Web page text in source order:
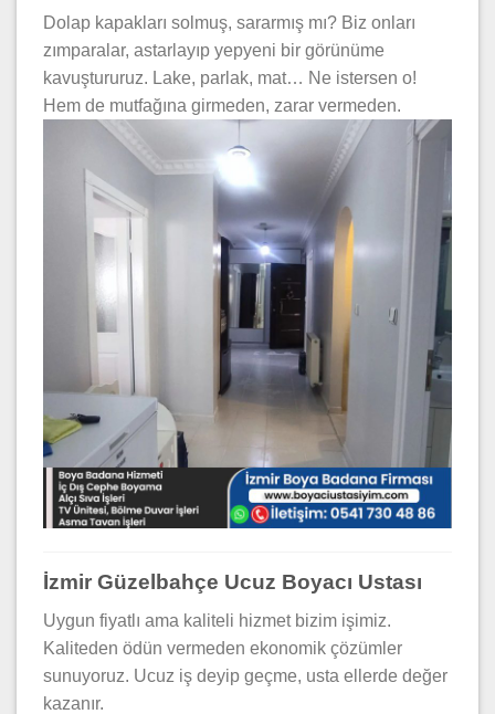
Dolap kapakları solmuş, sararmış mı? Biz onları
zımparalar, astarlayıp yepyeni bir görünüme
kavuştururuz. Lake, parlak, mat… Ne istersen o!
Hem de mutfağına girmeden, zarar vermeden.
İzmir Güzelbahçe Ucuz Boyacı Ustası
Uygun fiyatlı ama kaliteli hizmet bizim işimiz.
Kaliteden ödün vermeden ekonomik çözümler
sunuyoruz. Ucuz iş deyip geçme, usta ellerde değer
kazanır.